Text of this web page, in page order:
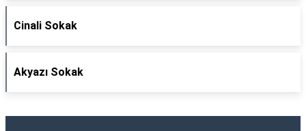
Cinali Sokak
Akyazı Sokak